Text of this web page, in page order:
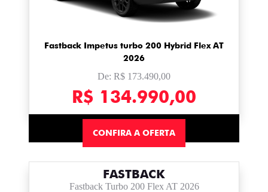
Fastback Impetus turbo 200 Hybrid Flex AT
2026
De: R$ 173.490,00
R$ 134.990,00
CONFIRA A OFERTA
FASTBACK
Fastback Turbo 200 Flex AT 2026